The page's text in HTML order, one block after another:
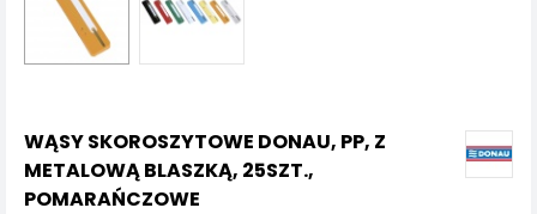
WĄSY SKOROSZYTOWE DONAU, PP, Z
METALOWĄ BLASZKĄ, 25SZT.,
POMARAŃCZOWE